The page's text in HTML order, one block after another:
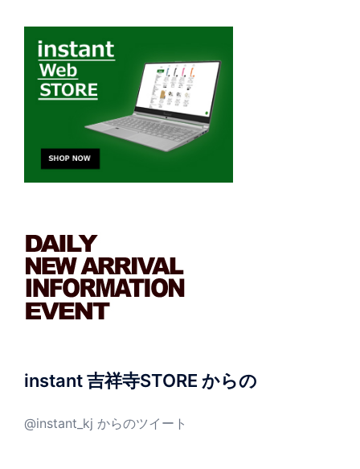
instant 吉祥寺STORE からの
@instant_kj からのツイート